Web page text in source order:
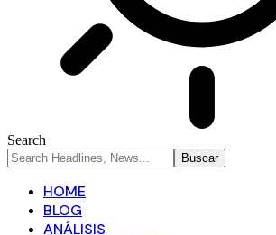
Search
HOME
BLOG
ANÁLISIS